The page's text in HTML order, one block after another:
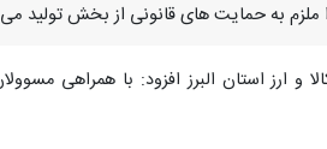
ملزم به حمایت های قانونی از بخش تولید
و ارز استان البرز افزود: با همراهی